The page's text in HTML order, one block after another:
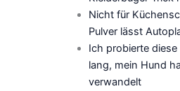
Nicht für
Pulver lässt
Ich probierte
lang, mein Hund
verwandelt